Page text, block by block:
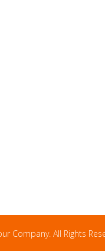
Company. All Rights